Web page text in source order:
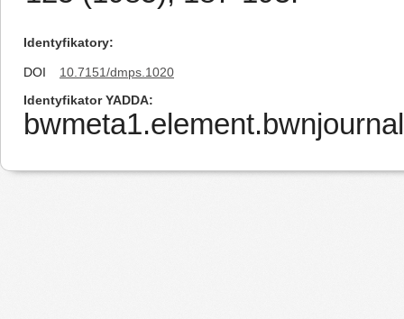
Identyfikatory
DOI
10.7151/dmps.1020
Identyfikator YADDA